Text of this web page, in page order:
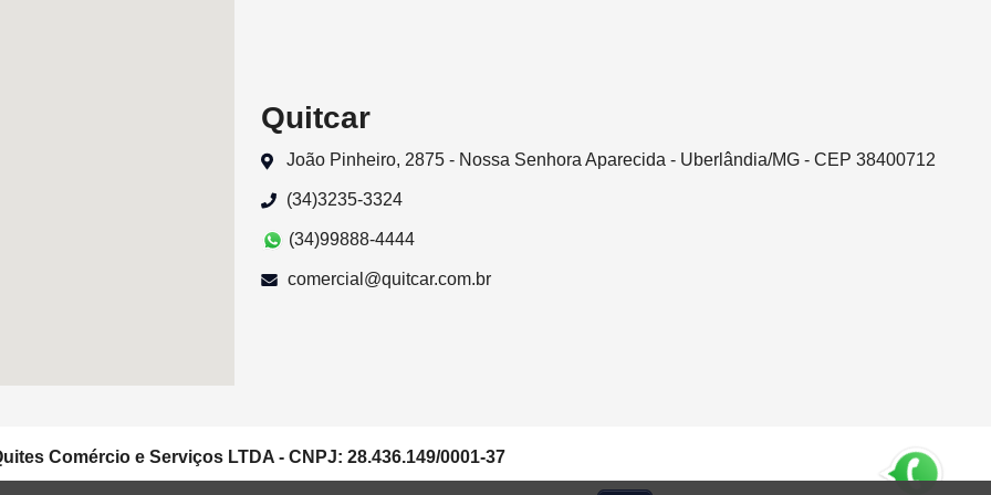
Quitcar
João Pinheiro, 2875 - Nossa Senhora Aparecida - Uberlândia/MG - CEP 38400712
(34)3235-3324
(34)99888-4444
comercial@quitcar.com.br
Comércio e Serviços LTDA - CNPJ: 28.436.149/0001-37